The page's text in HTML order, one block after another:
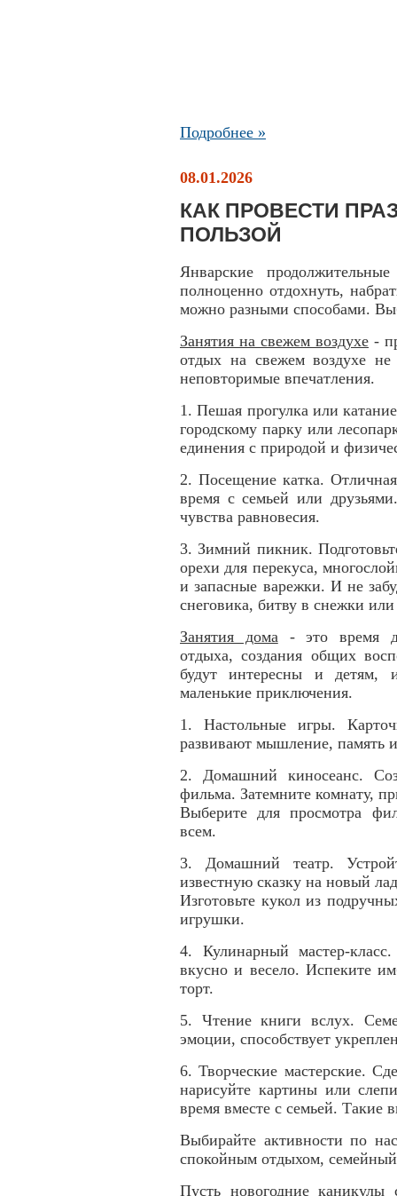
Подробнее »
08.01.2026
КАК ПРОВЕСТИ
ПОЛЬЗОЙ
Январские
полноценно отдохнуть,
можно разными способами.
Занятия на свежем воздухе -
отдых на свежем воздухе
неповторимые впечатления.
1. Пешая прогулка или
городскому парку или
единения с природой и
2. Посещение катка.
время с семьей или
чувства равновесия.
3. Зимний пикник.
орехи для перекуса,
и запасные варежки. И не
снеговика, битву в снежки
Занятия дома- это время
отдыха, создания общих
будут интересны и детям,
маленькие приключения.
1. Настольные игры.
развивают мышление, память
2. Домашний киносеанс.
фильма. Затемните комнату,
Выберите для просмотра
всем.
3. Домашний театр.
известную сказку на новый
Изготовьте кукол из
игрушки.
4. Кулинарный мастер-
вкусно и весело. Испеките
торт.
5. Чтение книги вслух.
эмоции, способствует
6. Творческие мастерские.
нарисуйте картины или
время вместе с семьей. Такие
Выбирайте активности по
спокойным отдыхом, семейный
Пусть новогодние каникулы